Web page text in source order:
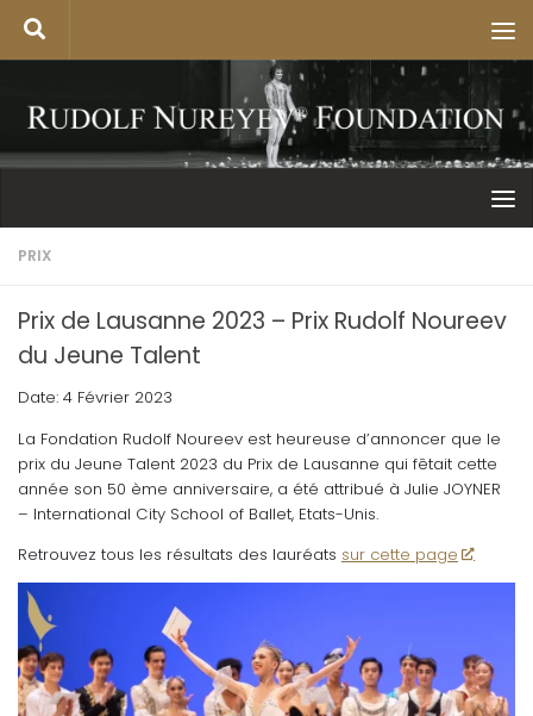
PRIX
Prix de Lausanne 2023 – Prix Rudolf Noureev
du Jeune Talent
Date: 4 Février 2023
La Fondation Rudolf Noureev est heureuse d’annoncer que le
prix du Jeune Talent 2023 du Prix de Lausanne qui fêtait cette
année son 50 ème anniversaire, a été attribué à Julie JOYNER
– International City School of Ballet, Etats-Unis.
Retrouvez tous les résultats des lauréats sur cette page